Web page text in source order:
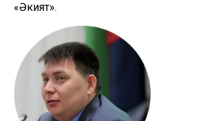
«Әкият».